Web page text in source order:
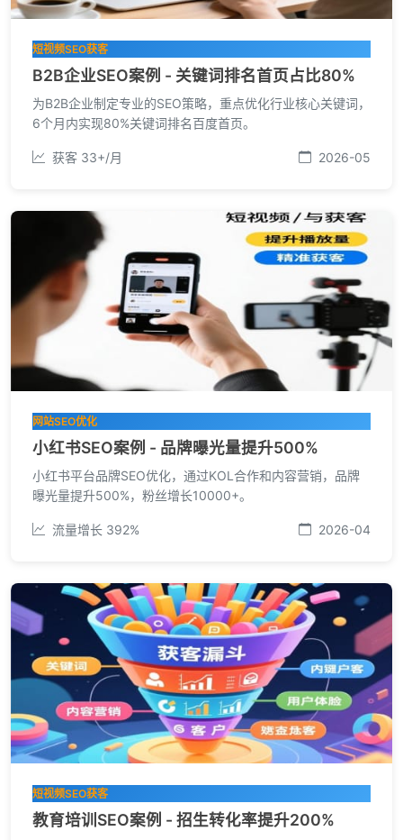
短视频SEO获客
B2B企业SEO案例 - 关键词排名首页占比80%
为B2B企业制定专业的SEO策略，重点优化行业核心关键词，
6个月内实现80%关键词排名百度首页。
获客 33+/月 2026-05
网站SEO优化
小红书SEO案例 - 品牌曝光量提升500%
小红书平台品牌SEO优化，通过KOL合作和内容营销，品牌
曝光量提升500%，粉丝增长10000+。
流量增长 392% 2026-04
短视频SEO获客
教育培训SEO案例 - 招生转化率提升200%